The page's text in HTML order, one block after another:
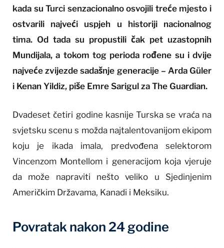
kada su Turci senzacionalno osvojili treće mjesto i
ostvarili najveći uspjeh u historiji nacionalnog
tima. Od tada su propustili čak pet uzastopnih
Mundijala, a tokom tog perioda rođene su i dvije
najveće zvijezde sadašnje generacije – Arda Güler
i Kenan Yildiz, piše Emre Sarigul za The Guardian.
Dvadeset četiri godine kasnije Turska se vraća na
svjetsku scenu s možda najtalentovanijom ekipom
koju je ikada imala, predvođena selektorom
Vincenzom Montellom i generacijom koja vjeruje
da može napraviti nešto veliko u Sjedinjenim
Američkim Državama, Kanadi i Meksiku.
Povratak nakon 24 godine